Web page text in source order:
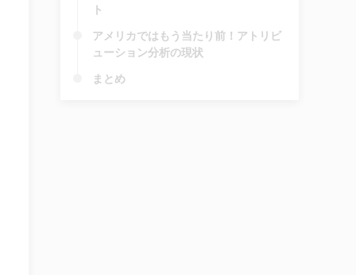
ト
アメリカではもう当たり前！アトリビ
ューション分析の現状
まとめ